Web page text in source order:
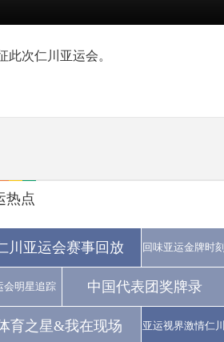
次仁川亚运会。
热点
川亚运会赛事回放 回味亚运金牌时刻
会明星追踪 中国代表团奖牌录
育之星&我在现场 亚运视界激情仁川